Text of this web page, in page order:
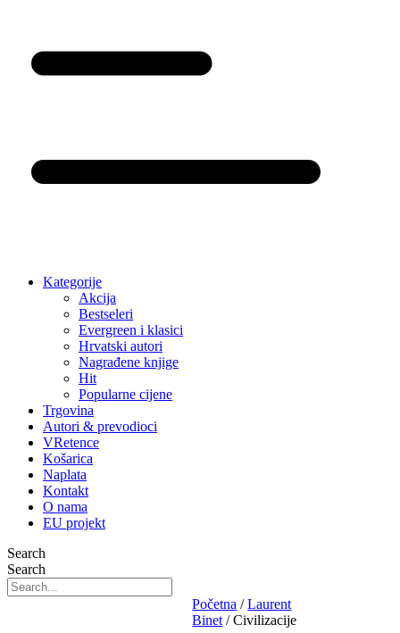
Kategorije
Akcija
Bestseleri
Evergreen i klasici
Hrvatski autori
Nagrađene knjige
Hit
Popularne cijene
Trgovina
Autori & prevodioci
VRetence
Košarica
Naplata
Kontakt
O nama
EU projekt
Search
Search
Početna /Laurent
Binet / Civilizacije